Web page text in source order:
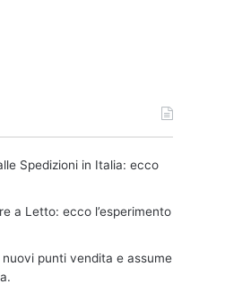
Spedizioni in Italia: ecco
a Letto: ecco l’esperimento
punti vendita e assume